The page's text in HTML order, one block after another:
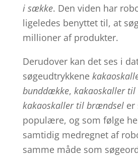
i sække. Den viden har
ligeledes benyttet til, at
millioner af produkter.
Derudover kan det ses i
søgeudtrykkene
bunddække, kakaoskaller
kakaoskaller til brændseler
populære, og som følge
samtidig medregnet af
samme måde som